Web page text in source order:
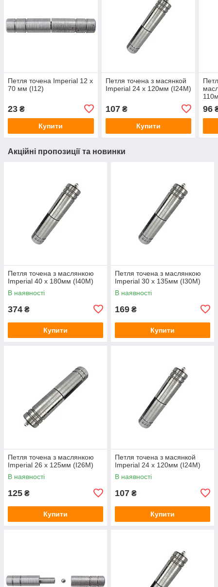
Петля точена Imperial 12 x
70 мм (I12)
23 ₴
Купити
Петля точена з масянкой
Imperial 24 x 120мм (I24M)
107₴
Купити
96
Акційні пропозиції та новинки
Петля точена з маслянкою
Imperial 40 x 180мм (I40M)
В наявності
374 ₴
Купити
Петля точена з маслянкою
Imperial 30 x 135мм (I30M)
В наявності
169 ₴
Купити
Петля точена з маслянкою
Imperial 26 x 125мм (I26M)
В наявності
125 ₴
Купити
Петля точена з масянкой
Imperial 24 x 120мм (I24M)
В наявності
107 ₴
Купити